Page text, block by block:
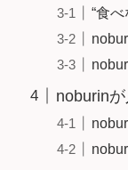
“食
noburin